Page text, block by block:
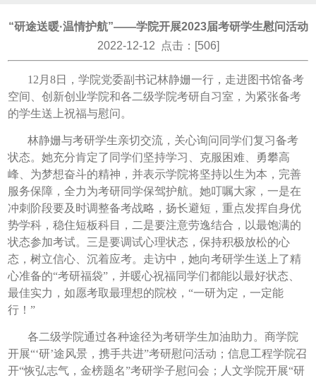
“研途送暖·温情护航”——学院开展2023届考研学生慰问活动
2022-12-12 点击：[ 506
12月8日，学院党委副书记林静姗一行，走进图书馆备考
空间、创新创业学院和各二级学院考研自习室，为紧张备考
的学生送上祝福与慰问。
林静姗与考研学生亲切交流，关心询问同学们复习备考
状态。她充分肯定了同学们坚持学习、克服困难、勇攀高
峰、为梦想奋斗的精神，并表示学院将坚持以生为本，完善
服务保障，全力为考研同学保驾护航。她叮嘱大家，一是在
冲刺阶段要及时调整备考战略，扬长避短，重点发挥自身优
势学科，稳住短板科目，二是要注意劳逸结合，以最饱满的
状态参加考试。三是要调试心理状态，保持积极放松的心
态，树立信心、沉着应考。走访中，她向考研学生送上了精
心准备的“考研福袋”，并暖心祝福同学们都能以最好状态、
最佳实力，如愿考取最理想的院校，“一研为定，一定能
行！”
各二级学院通过各种途径为考研学生加油助力。商学院
开展“‘研’途风景，携手共进”考研慰问活动；信息工程学院召
开“恢弘志气，金榜题名”考研学子慰问会；人文学院开展“研